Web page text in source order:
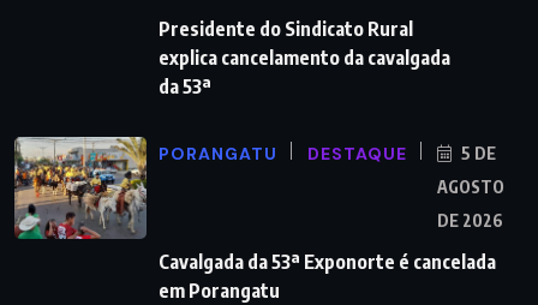
Presidente do Sindicato Rural
explica cancelamento da cavalgada
da 53ª
PORANGATU DESTAQUE
5 DE
AGOSTO
DE 2026
Cavalgada da 53ª Exponorte é cancelada
em Porangatu